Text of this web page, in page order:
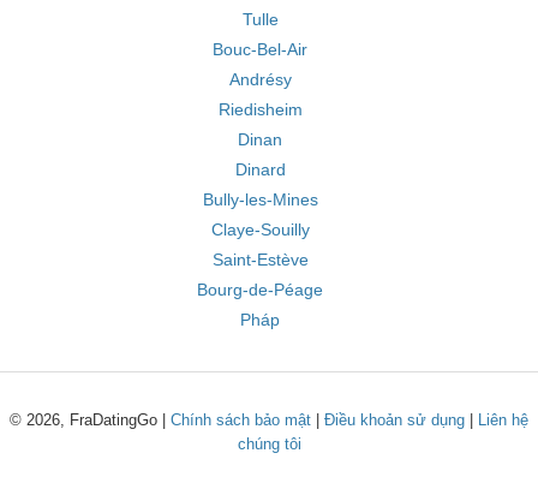
Tulle
Bouc-Bel-Air
Andrésy
Riedisheim
Dinan
Dinard
Bully-les-Mines
Claye-Souilly
Saint-Estève
Bourg-de-Péage
Pháp
© 2026, FraDatingGo | Chính sách bảo mật Điều khoản sử dụng
Liên hệ
chúng tôi